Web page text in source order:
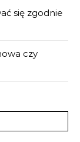
się zgodnie
czy